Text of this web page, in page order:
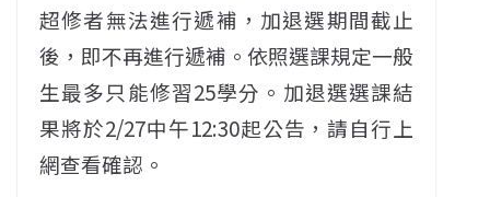
超修者無法進行遞補，加退選期間截止
後，即不再進行遞補。依照選課規定一般
生最多只能修習25學分。加退選選課結
果將於2/27中午12:30起公告，請自行上
網查看確認。